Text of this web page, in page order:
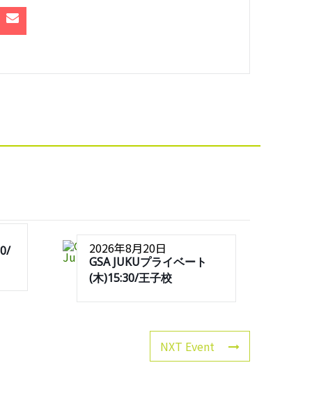
2026年8月20日
GSA JUKUプライベート
(木)15:30/王子校
NXT Event